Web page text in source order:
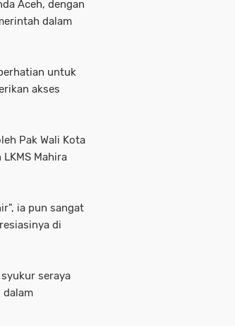
Aceh, dengan
dalam
untuk
akses
Pak Wali Kota
Mahira
ia pun sangat
di
seraya
dalam